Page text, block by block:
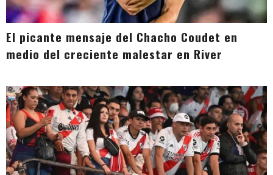
El picante mensaje del Chacho Coudet en
medio del creciente malestar en River